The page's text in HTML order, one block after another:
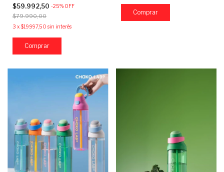
$59.992,50 -25% OFF
$79.990,00
3 x$19.997,50 sin interés